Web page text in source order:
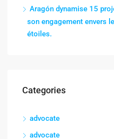
Aragón dynamise 15
son engagement envers
étoiles.
Categories
advocate
advocate